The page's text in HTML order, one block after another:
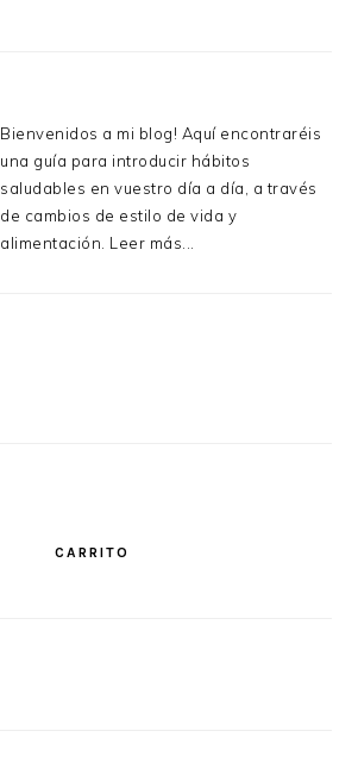
Bienvenidos a mi blog! Aquí encontraréis
una guía para introducir hábitos
saludables en vuestro día a día, a través
de cambios de estilo de vida y
alimentación. Leer más...
CARRITO